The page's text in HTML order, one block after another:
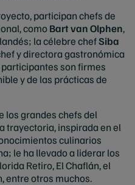
participan chefs de
comoBart van Olphen,
la célebre chefSiba
y directora gastronómica
son firmes
y de las prácticas de
los grandes chefs del
trayectoria, inspirada en el
culinarios
le ha llevado a liderar los
Retiro, El Chaflán, el
entre otros muchos.